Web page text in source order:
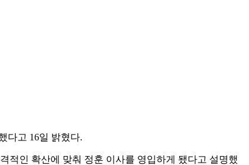
다고 16일 밝혔다.
적인 확산에 맞춰 정훈 이사를 영입하게 됐다고 설명했